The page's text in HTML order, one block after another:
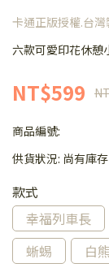
卡通正版授權.台灣
六款可愛印花休憩
NT$599
商品編號:
供貨狀況: 尚有庫存
款式
幸福列車長
蜥蜴
白熊